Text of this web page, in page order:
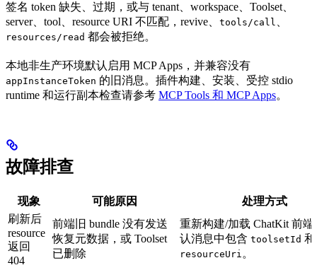
签名 token 缺失、过期，或与 tenant、workspace、Toolset、
server、tool、resource URI 不匹配，revive、 tools/call
resources/read 都会被拒绝。
本地非生产环境默认启用 MCP Apps，并兼容没有
appInstanceToken 的旧消息。插件构建、安装、受控 stdio
runtime 和运行副本检查请参考 MCP Tools 和 MCP Apps。
故障排查
现象 可能原因
处理方式
刷新后
resource
返回
404
前端旧 bundle 没有发送
恢复元数据，或 Toolset
已删除
重新构建/加载 ChatKit 前
认消息中包含 toolsetId 和
resourceUri 。